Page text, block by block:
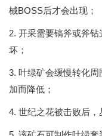
械BOSS后才会出现；
2. 开采需要镐斧或斧钻
坏；
3. 叶绿矿会缓慢转化
加而降低；
4. 世纪之花被击败后，